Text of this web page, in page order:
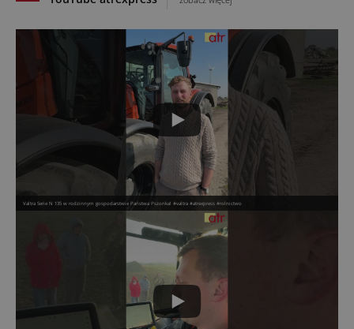
Valtra Serie N 135 w rodzinnym gospodarstwie Państwa Pszonka! #valtra #atrexpress #rolnictwo